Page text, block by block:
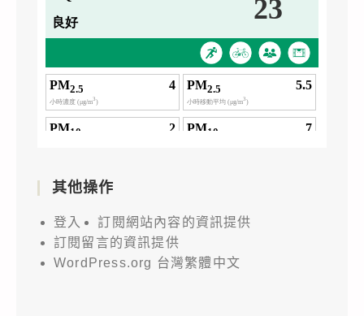
其他操作
登入
訂閱網站內容的資訊提供
訂閱留言的資訊提供
WordPress.org 台灣繁體中文